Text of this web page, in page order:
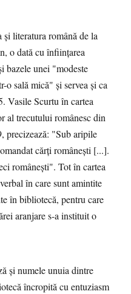
literatura română de la
o dată cu înfiinţarea
bazele unei "modeste
sală mică" şi servea şi ca
Vasile Scurtu în cartea
al trecutului românesc din
precizează: "Sub aripile
cărţi româneşti [...].
româneşti". Tot în cartea
în care sunt amintite
în bibliotecă, pentru care
aranjare s-a instituit o
şi numele unuia dintre
încropită cu entuziasm